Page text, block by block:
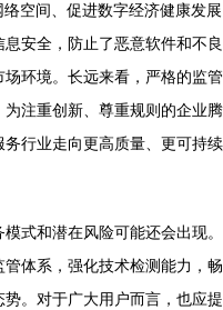
空间、促进数字经济健康发展
安全，防止了恶意软件和不良
环境。长远来看，严格的监管
注重创新、尊重规则的企业腾
行业走向更高质量、更可持续
式和潜在风险可能还会出现。
体系，强化技术检测能力，畅
。对于广大用户而言，也应提